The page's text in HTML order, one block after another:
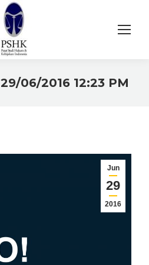
29/06/2016 12:23 PM
Jun
29
2016